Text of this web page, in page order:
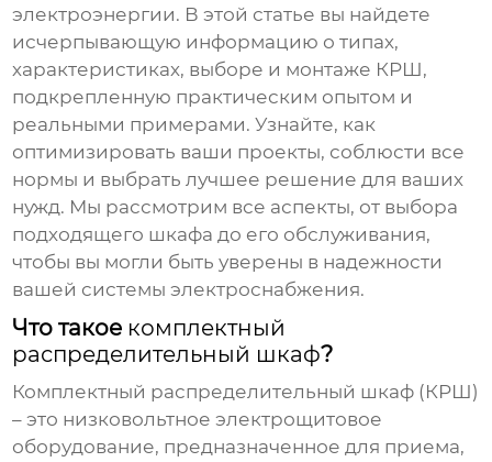
электроэнергии. В этой статье вы найдете
исчерпывающую информацию о типах,
характеристиках, выборе и монтаже КРШ,
подкрепленную практическим опытом и
реальными примерами. Узнайте, как
оптимизировать ваши проекты, соблюсти все
нормы и выбрать лучшее решение для ваших
нужд. Мы рассмотрим все аспекты, от выбора
подходящего шкафа до его обслуживания,
чтобы вы могли быть уверены в надежности
вашей системы электроснабжения.
Что такое комплектный
распределительный шкаф?
Комплектный распределительный шкаф (КРШ)
– это низковольтное электрощитовое
оборудование, предназначенное для приема,